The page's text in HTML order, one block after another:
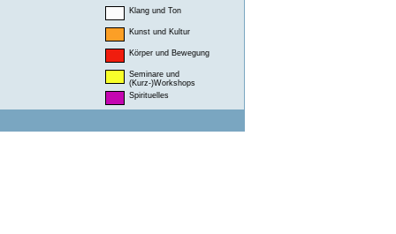
Klang und Ton
Kunst und Kultur
Körper und Bewegung
Seminare und
(Kurz-)Workshops
Spirituelles